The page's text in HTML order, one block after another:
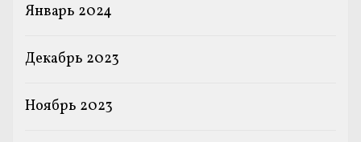
Январь 2024
Декабрь 2023
Ноябрь 2023